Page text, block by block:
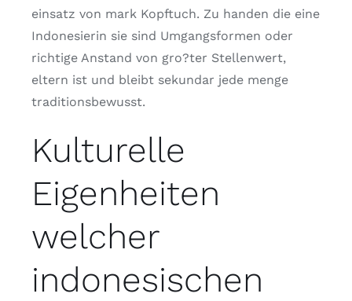
einsatz von mark Kopftuch. Zu handen die eine
Indonesierin sie sind Umgangsformen oder
richtige Anstand von gro?ter Stellenwert,
eltern ist und bleibt sekundar jede menge
traditionsbewusst.
Kulturelle
Eigenheiten
welcher
indonesischen